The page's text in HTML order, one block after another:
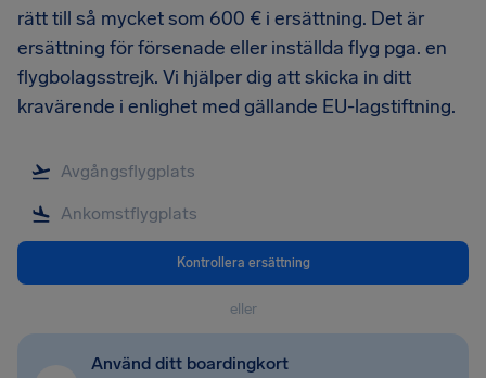
rätt till så mycket som 600 € i ersättning. Det är
ersättning för försenade eller inställda flyg pga. en
flygbolagsstrejk. Vi hjälper dig att skicka in ditt
kravärende i enlighet med gällande EU-lagstiftning.
Kontrollera ersättning
eller
Använd ditt boardingkort